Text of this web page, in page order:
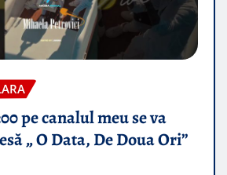
pe canalul meu se va
„ O Data, De Doua Ori”